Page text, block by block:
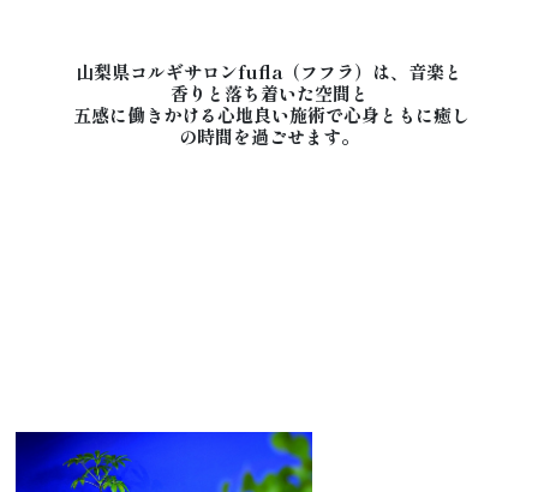
山梨県コルギサロンfufla（フフラ）は、音楽と
香りと落ち着いた空間と
五感に働きかける心地良い施術で心身ともに癒し
の時間を過ごせます。